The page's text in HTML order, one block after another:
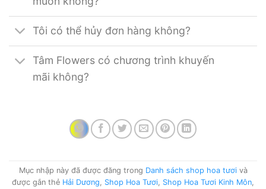
Tôi có thể hủy đơn hàng không?
Tâm Flowers có chương trình khuyến
mãi không?
Mục nhập này đã được đăng trong Danh sách shop hoa tươivà
được gắn thẻ Hải Dương, Shop Hoa Tươi, Shop Hoa Tươi Kinh Môn,